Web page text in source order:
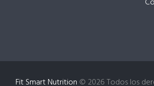
Fit Smart Nutrition © 2026 Todos los